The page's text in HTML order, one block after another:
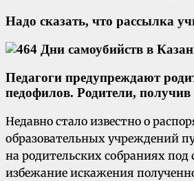
Надо сказать, что рассылка
Педагоги предупреждают
педофилов. Родители,
Недавно стало известно о
образовательных учреждений
на родительских собраниях
избежание искажения